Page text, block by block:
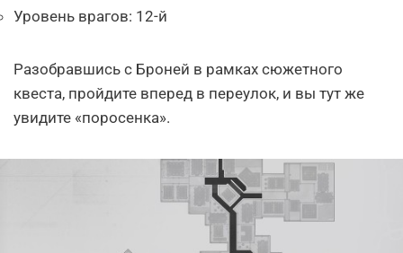
Уровень врагов: 12-й
Разобравшись с Броней в рамках сюжетного
квеста, пройдите вперед в переулок, и вы тут же
увидите «поросенка».